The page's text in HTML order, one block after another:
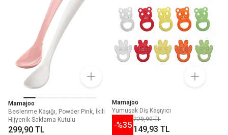
Mamajoo
Beslenme Kaşığı, Powder Pink, İkili
Hijyenik Saklama Kutulu
299,90 TL
Mamajoo
Yumuşak Diş Kaşıyıcı
-%35
229,90 TL
149,93 TL